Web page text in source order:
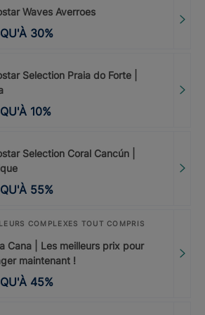
Waves Averroes
30%
Selection Praia do Forte |
10%
Selection Coral Cancún |
55%
COMPLEXES TOUT COMPRIS
Cana | Les meilleurs prix pour
maintenant !
45%